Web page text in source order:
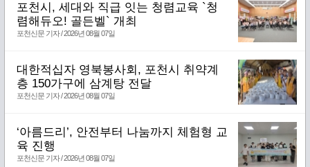
포천시, 세대와 직급 잇는 청렴교육 `청
렴해듀오! 골든벨` 개최
포천신문 기자 / 2026년 08월 07일
대한적십자 영북봉사회, 포천시 취약계
층 150가구에 삼계탕 전달
포천신문 기자 / 2026년 08월 07일
‘아름드리’, 안전부터 나눔까지 체험형 교
육 진행
포천신문 기자 / 2026년 08월 07일